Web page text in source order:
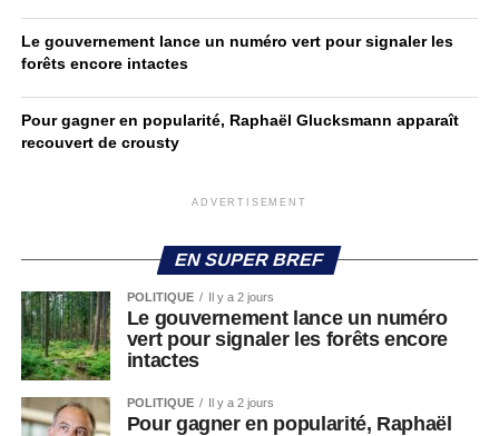
Le gouvernement lance un numéro vert pour signaler les
forêts encore intactes
Pour gagner en popularité, Raphaël Glucksmann apparaît
recouvert de crousty
ADVERTISEMENT
EN SUPER BREF
POLITIQUE Il y a 2 jours
Le gouvernement lance un numéro
vert pour signaler les forêts encore
intactes
POLITIQUE Il y a 2 jours
Pour gagner en popularité, Raphaël